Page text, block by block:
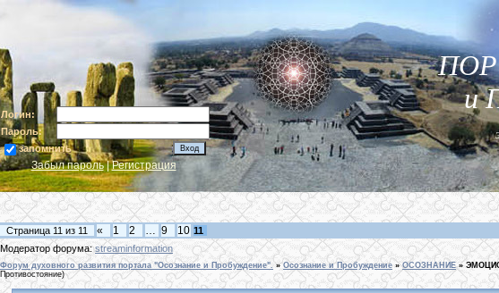
Логин:
Пароль:
запомнить
Забыл пароль|Регистрация
и
Страница 11 из 11 « 1 2 … 9 10 11
Модератор форума:streaminformation
Форум духовного развития портала "Осознание и Пробуждение". » Осознание и Пробуждение » ОСОЗНАНИЕ »
Противостояние)